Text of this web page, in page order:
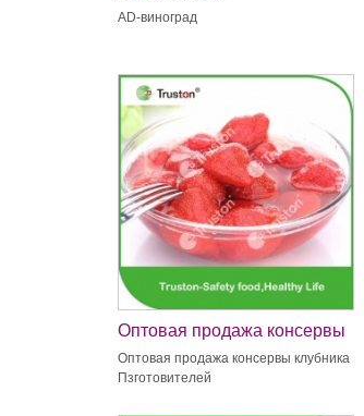
AD-виноград
Оптовая продажа консервы
клубника Пзготовителей
Оптовая продажа консервы клубника
Пзготовителей